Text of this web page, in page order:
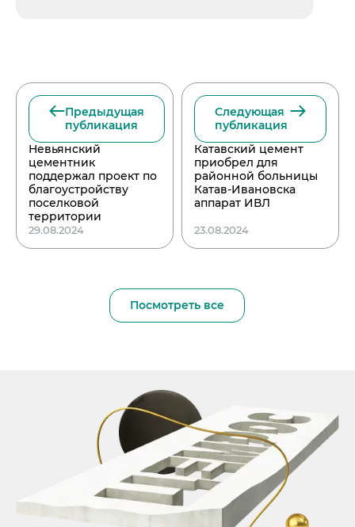
Предыдущая
публикация
Невьянский
цементник
поддержал проект по
благоустройству
поселковой
территории
29.08.2024
Следующая
публикация
Катавский цемент
приобрел для
районной больницы
Катав-Ивановска
аппарат ИВЛ
23.08.2024
Посмотреть все